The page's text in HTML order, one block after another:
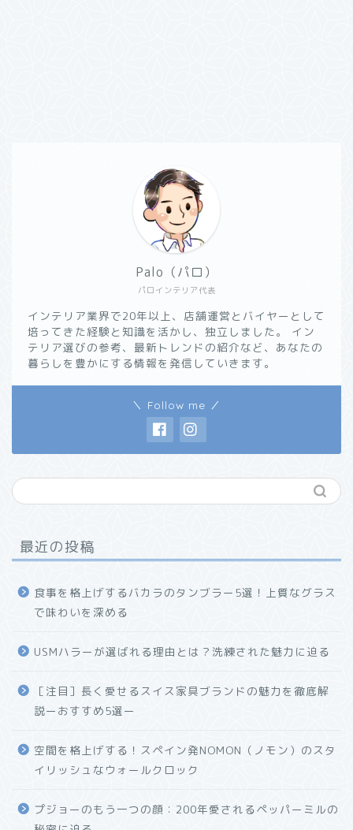
パロインテリア代表
Palo（パロ）
インテリア業界で20年以上、店舗運営とバイヤーとして
培ってきた経験と知識を活かし、独立しました。 イン
テリア選びの参考、最新トレンドの紹介など、あなたの
暮らしを豊かにする情報を発信していきます。
＼ Follow me ／
最近の投稿
食事を格上げするバカラのタンブラー5選！上質なグラス
で味わいを深める
USMハラーが選ばれる理由とは？洗練された魅力に迫る
［注目］長く愛せるスイス家具ブランドの魅力を徹底解
説ーおすすめ5選ー
空間を格上げする！スペイン発NOMON（ノモン）のスタ
イリッシュなウォールクロック
プジョーのもう一つの顔：200年愛されるペッパーミルの